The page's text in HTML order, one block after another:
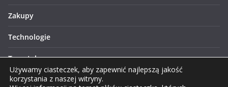
Zakupy
Technologie
Turystyka
Używamy ciasteczek, aby zapewnić najlepszą jakość
korzystania z naszej witryny.